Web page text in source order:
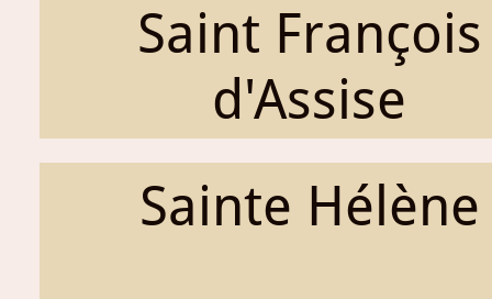
Saint François
d'Assise
Sainte Hélène